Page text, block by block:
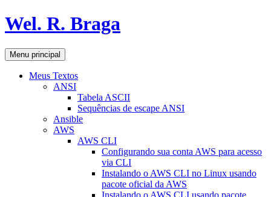
Pular
para
conteúdo
Wel. R. Braga
Pesquisar
Menu principal
Meus Textos
ANSI
Tabela ASCII
Sequências de escape ANSI
Ansible
AWS
AWS CLI
Configurando sua conta AWS para acesso
via CLI
Instalando o AWS CLI no Linux usando
pacote oficial da AWS
Instalando o AWS CLI usando pacote